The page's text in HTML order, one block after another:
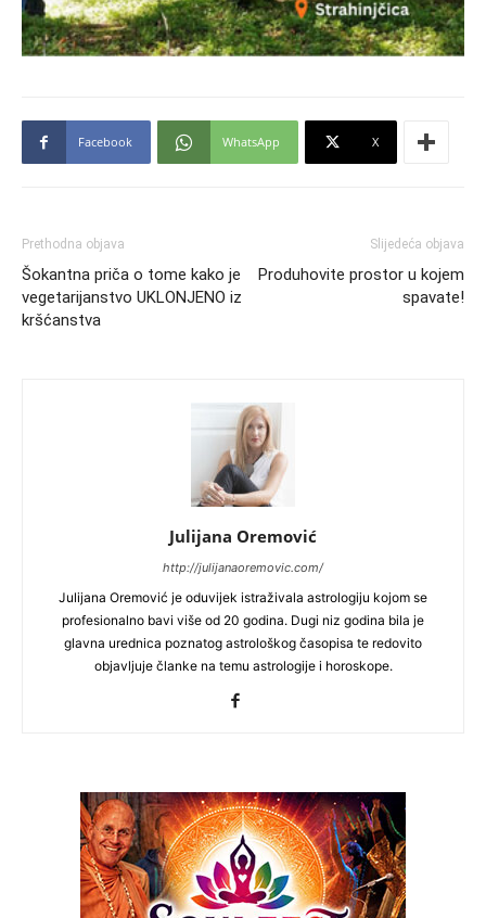
Facebook WhatsApp X
Prethodna objava
Šokantna priča o tome kako je
vegetarijanstvo UKLONJENO iz
kršćanstva
Slijedeća objava
Produhovite prostor u kojem
spavate!
Julijana Oremović
http://julijanaoremovic.com/
Julijana Oremović je oduvijek istraživala astrologiju kojom se
profesionalno bavi više od 20 godina. Dugi niz godina bila je
glavna urednica poznatog astrološkog časopisa te redovito
objavljuje članke na temu astrologije i horoskope.